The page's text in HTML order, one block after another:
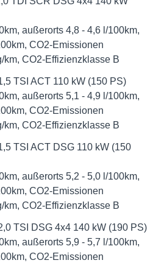
außerorts 4,8 - 4,6 l/100km,
CO2-Emissionen
km, CO2-Effizienzklasse B
TSI ACT 110 kW (150 PS)
außerorts 5,1 - 4,9 l/100km,
CO2-Emissionen
km, CO2-Effizienzklasse B
TSI ACT DSG 110 kW (150
außerorts 5,2 - 5,0 l/100km,
CO2-Emissionen
km, CO2-Effizienzklasse B
TSI DSG 4x4 140 kW (190 PS)
außerorts 5,9 - 5,7 l/100km,
CO2-Emissionen